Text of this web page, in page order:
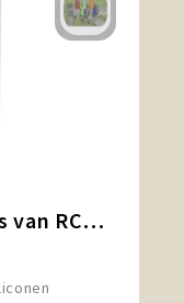
Oregon 400 ml waterfles van RCS-gecertificeerd gerecycled plastic met karabijnhaak